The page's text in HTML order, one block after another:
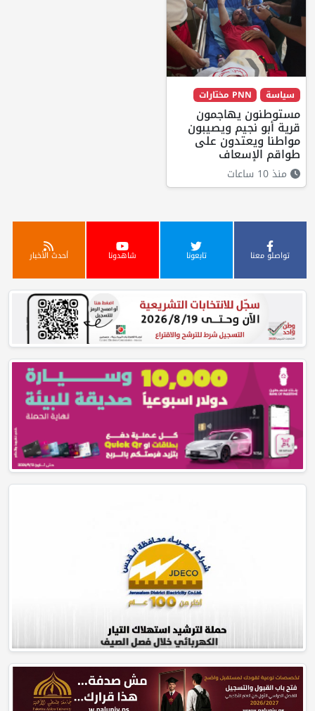
سياسة PNN مختارات
مستوطنون يهاجمون
قرية أبو نجيم ويصيبون
مواطنا ويعتدون على
طواقم الإسعاف
منذ 10 ساعات
تواصلو معنا تابعونا شاهدونا أحدث الأخبار